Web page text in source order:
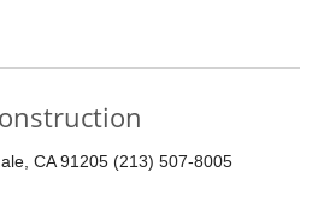
CA 91205 (213) 507-8005